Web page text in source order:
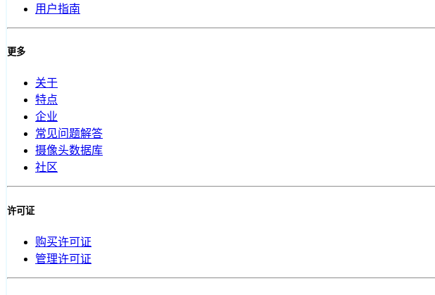
用户指南
更多
关于
特点
企业
常见问题解答
摄像头数据库
社区
许可证
购买许可证
管理许可证